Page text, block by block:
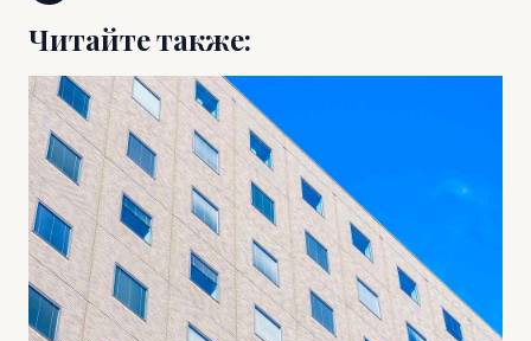
Читайте также: